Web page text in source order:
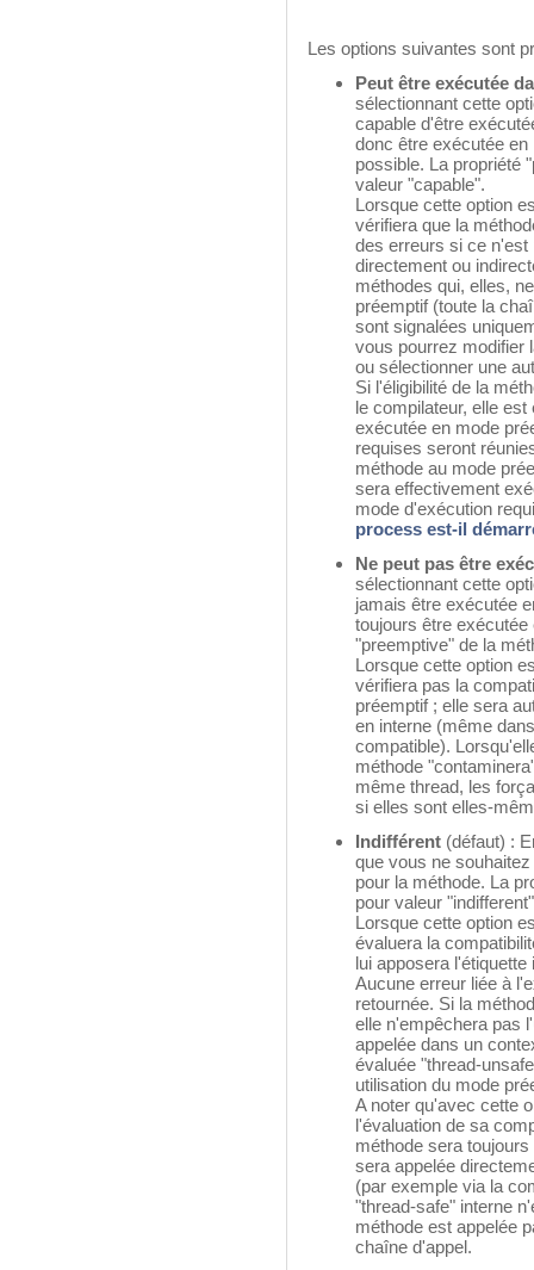
Les options suivantes sont
Peut être exécutée
sélectionnant cette
capable d'être
donc être exécutée
possible. La propriété
valeur "capable".
Lorsque cette option
vérifiera que la
des erreurs si ce n'est
directement ou
méthodes qui, elles,
préemptif (toute la
sont signalées
vous pourrez modifier
ou sélectionner une
Si l'éligibilité de la
le compilateur, elle
exécutée en mode
requises seront
méthode au mode
sera effectivement
mode d'exécution
process est-il
Ne peut pas être
sélectionnant cette
jamais être exécutée
toujours être
"preemptive" de la
Lorsque cette option
vérifiera pas la
préemptif ; elle sera
en interne (même
compatible).
méthode
même thread, les
si elles sont elles-
Indifférent (défaut) :
que vous ne
pour la méthode. La
pour valeur
Lorsque cette option
évaluera la
lui apposera
Aucune erreur liée à
retournée. Si la
elle n'empêchera pas
appelée dans un
évaluée "thread-
utilisation du mode
A noter qu'avec cette
l'évaluation de sa
méthode sera
sera appelée
(par exemple via la
"thread-safe" interne
méthode est appelée
chaîne d'appel.